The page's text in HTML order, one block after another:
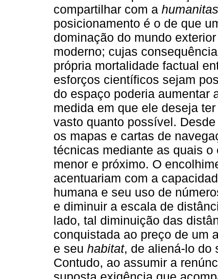
compartilhar com a humanitas
posicionamento é o de que
dominação do mundo
moderno; cujas
própria mortalidade factual
esforços científicos sejam
do espaço poderia aumentar
medida em que ele deseja
vasto quanto possível.
os mapas e cartas de
técnicas mediante as quais
menor e próximo. O
acentuariam com a
humana e seu uso de
e diminuir a escala de
lado, tal diminuição das
conquistada ao preço de um
e seu habitat, de aliená-lo do
Contudo, ao assumir a